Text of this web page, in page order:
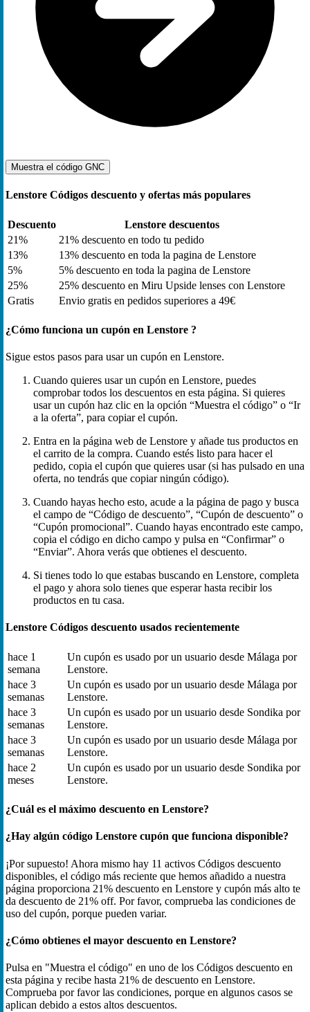
Muestra el código GNC
Lenstore Códigos descuento y ofertas más populares
Descuento
Lenstore descuentos
21%
21% descuento en todo tu pedido
13%
13% descuento en toda la pagina de Lenstore
5%
5% descuento en toda la pagina de Lenstore
25%
25% descuento en Miru Upside lenses con Lenstore
Gratis
Envio gratis en pedidos superiores a 49€
¿Cómo funciona un cupón en Lenstore ?
Sigue estos pasos para usar un cupón en Lenstore.
Cuando quieres usar un cupón en Lenstore, puedes
comprobar todos los descuentos en esta página. Si quieres
usar un cupón haz clic en la opción “Muestra el código” o “Ir
a la oferta”, para copiar el cupón.
Entra en la página web de Lenstore y añade tus productos en
el carrito de la compra. Cuando estés listo para hacer el
pedido, copia el cupón que quieres usar (si has pulsado en una
oferta, no tendrás que copiar ningún código).
Cuando hayas hecho esto, acude a la página de pago y busca
el campo de “Código de descuento”, “Cupón de descuento” o
“Cupón promocional”. Cuando hayas encontrado este campo,
copia el código en dicho campo y pulsa en “Confirmar” o
“Enviar”. Ahora verás que obtienes el descuento.
Si tienes todo lo que estabas buscando en Lenstore, completa
el pago y ahora solo tienes que esperar hasta recibir los
productos en tu casa.
Lenstore Códigos descuento usados recientemente
hace 1
semana
Un cupón es usado por un usuario desde Málaga por
Lenstore.
hace 3
semanas
Un cupón es usado por un usuario desde Málaga por
Lenstore.
hace 3
semanas
Un cupón es usado por un usuario desde Sondika por
Lenstore.
hace 3
semanas
Un cupón es usado por un usuario desde Málaga por
Lenstore.
hace 2
meses
Un cupón es usado por un usuario desde Sondika por
Lenstore.
¿Cuál es el máximo descuento en Lenstore?
¿Hay algún código Lenstore cupón que funciona disponible?
¡Por supuesto! Ahora mismo hay 11 activos Códigos descuento
disponibles, el código más reciente que hemos añadido a nuestra
página proporciona 21% descuento en Lenstore y cupón más alto te
da descuento de 21% off. Por favor, comprueba las condiciones de
uso del cupón, porque pueden variar.
¿Cómo obtienes el mayor descuento en Lenstore?
Pulsa en "Muestra el código" en uno de los Códigos descuento en
esta página y recibe hasta 21% de descuento en Lenstore.
Comprueba por favor las condiciones, porque en algunos casos se
aplican debido a estos altos descuentos.